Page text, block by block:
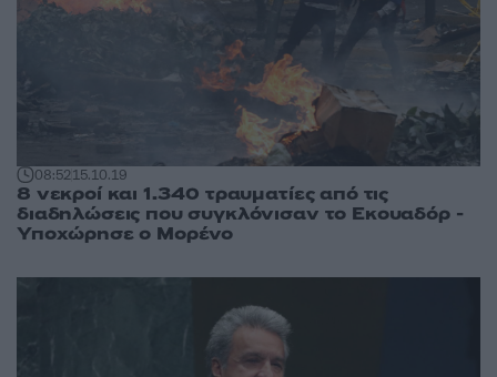
08:5215.10.19
8 νεκροί και 1.340 τραυματίες από τις
διαδηλώσεις που συγκλόνισαν το Εκουαδόρ -
Υποχώρησε ο Μορένο